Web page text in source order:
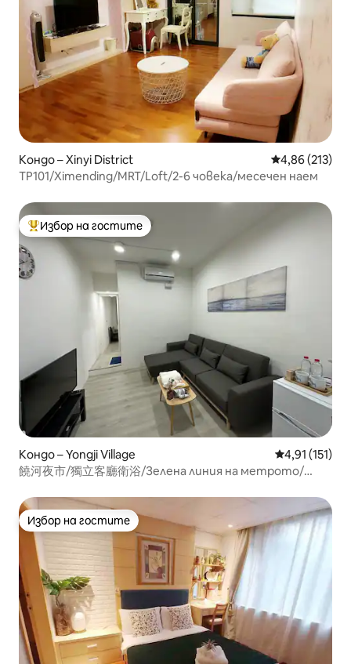
Кондо – Xinyi District Средна
4,86 (213)
TP101/Ximending/MRT/Loft/2-6 човека/месечен наем
Най-популярен избор на гостите
Избор на гостите
Кондо – Yongji Village Средна
4,91 (151)
饒河夜市/獨立客廳衛浴/Зелена линия на метрото/
Избор на гостите
Избор на гостите